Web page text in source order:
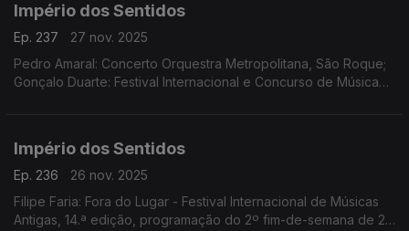
Império dos Sentidos
Ep. 237
27 nov. 2025
Pedro Amaral: Concerto Orquestra Metropolitana, São Roque;
Gonçalo Duarte: Festival Internacional e Concurso de Música
Império dos Sentidos
Ep. 236
26 nov. 2025
Filipe Faria: Fora do Lugar - Festival Internacional de Músicas
Antigas, 14.ª edição, programação do 2º fim-de-semana de 27